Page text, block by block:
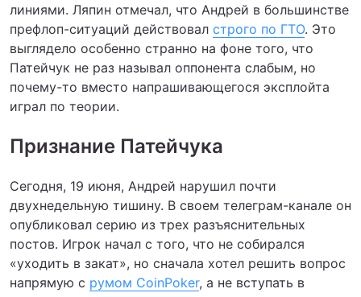
линиями. Ляпин отмечал, что Андрей в большинстве
префлоп-ситуаций действовал строго по ГТО. Это
выглядело особенно странно на фоне того, что
Патейчук не раз называл оппонента слабым, но
почему-то вместо напрашивающегося эксплойта
играл по теории.
Признание Патейчука
Сегодня, 19 июня, Андрей нарушил почти
двухнедельную тишину. В своем телеграм-канале он
опубликовал серию из трех разъяснительных
постов. Игрок начал с того, что не собирался
«уходить в закат», но сначала хотел решить вопрос
напрямую с румом CoinPoker, а не вступать в